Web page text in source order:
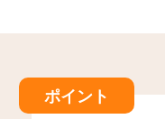
ポイント